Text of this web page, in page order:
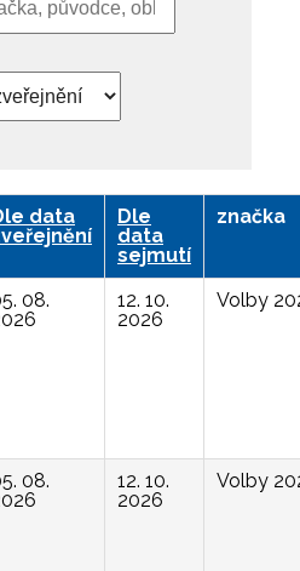
data
Dle
data
sejmutí
značka
08.
12. 10.
2026
Volby
08.
12. 10.
2026
Volby